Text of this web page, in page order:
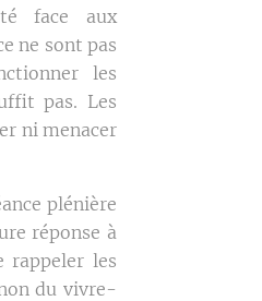
face aux
ne sont pas
les
pas. Les
ni menacer
plénière
réponse à
rappeler les
du vivre-